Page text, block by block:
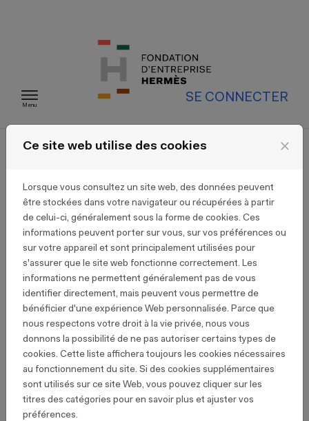
Menu
SE CONNECTER
FAQ
J'AI CLIQUÉ SUR "MOT DE PASSE
PERDU ?" MAIS JE NE REÇOIS PAS
L'EMAIL CONTENANT LE LIEN
PERMETTANT DE DÉFINIR UN
NOUVEAU MOT DE PASSE.
J'AI CLIQUÉ SUR "MOT DE PASSE
PERDU ?" MAIS JE REÇOIS UN
MESSAGE D'ERREUR QUAND JE
CLIQUE SUR LE LIEN REÇU PAR EMAIL.
Ce site web utilise des cookies close
Lorsque vous consultez un site web, des données peuvent
être stockées dans votre navigateur ou récupérées à partir
de celui-ci, généralement sous la forme de cookies. Ces
informations peuvent porter sur vous, sur vos préférences ou
sur votre appareil et sont principalement utilisées pour
s'assurer que le site web fonctionne correctement. Les
informations ne permettent généralement pas de vous
identifier directement, mais peuvent vous permettre de
bénéficier d'une expérience Web personnalisée. Parce que
nous respectons votre droit à la vie privée, nous vous
donnons la possibilité de ne pas autoriser certains types de
cookies. Cette liste affichera toujours les cookies nécessaires
au fonctionnement du site. Si des cookies supplémentaires
sont utilisés sur ce site Web, vous pouvez cliquer sur les
titres des catégories pour en savoir plus et ajuster vos
préférences.